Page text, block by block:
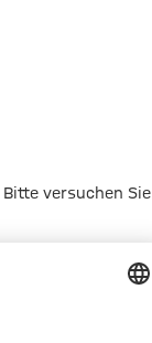
II
versuchen Sie